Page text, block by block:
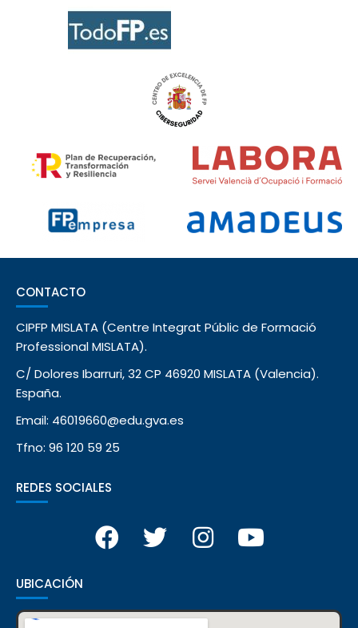
CONTACTO
CIPFP MISLATA (Centre Integrat Públic de Formació
Professional MISLATA).
C/ Dolores Ibarruri, 32 CP 46920 MISLATA (Valencia).
España.
Email: 46019660@edu.gva.es
Tfno: 96 120 59 25
REDES SOCIALES
UBICACIÓN